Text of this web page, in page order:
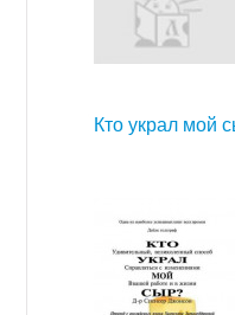
Кто украл мой